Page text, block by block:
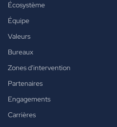
Écosystème
Équipe
Valeurs
Bureaux
Zones d'intervention
Partenaires
Engagements
Carrières